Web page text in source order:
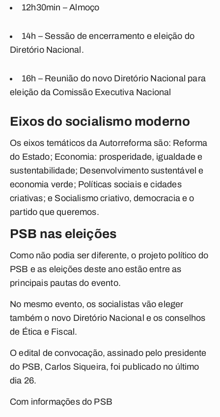
12h30min – Almoço
14h – Sessão de encerramento e eleição do
Diretório Nacional.
16h – Reunião do novo Diretório Nacional para
eleição da Comissão Executiva Nacional
Eixos do socialismo moderno
Os eixos temáticos da Autorreforma são: Reforma
do Estado; Economia: prosperidade, igualdade e
sustentabilidade; Desenvolvimento sustentável e
economia verde; Políticas sociais e cidades
criativas; e Socialismo criativo, democracia e o
partido que queremos.
PSB nas eleições
Como não podia ser diferente, o projeto político do
PSB e as eleições deste ano estão entre as
principais pautas do evento.
No mesmo evento, os socialistas vão eleger
também o novo Diretório Nacional e os conselhos
de Ética e Fiscal.
O edital de convocação, assinado pelo presidente
do PSB, Carlos Siqueira, foi publicado no último
dia 26.
Com informações do PSB